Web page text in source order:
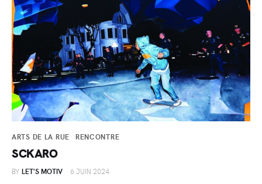
ARTS DE LA RUE RENCONTRE
SCKARO
BY LET'S MOTIV 6 JUIN 2024